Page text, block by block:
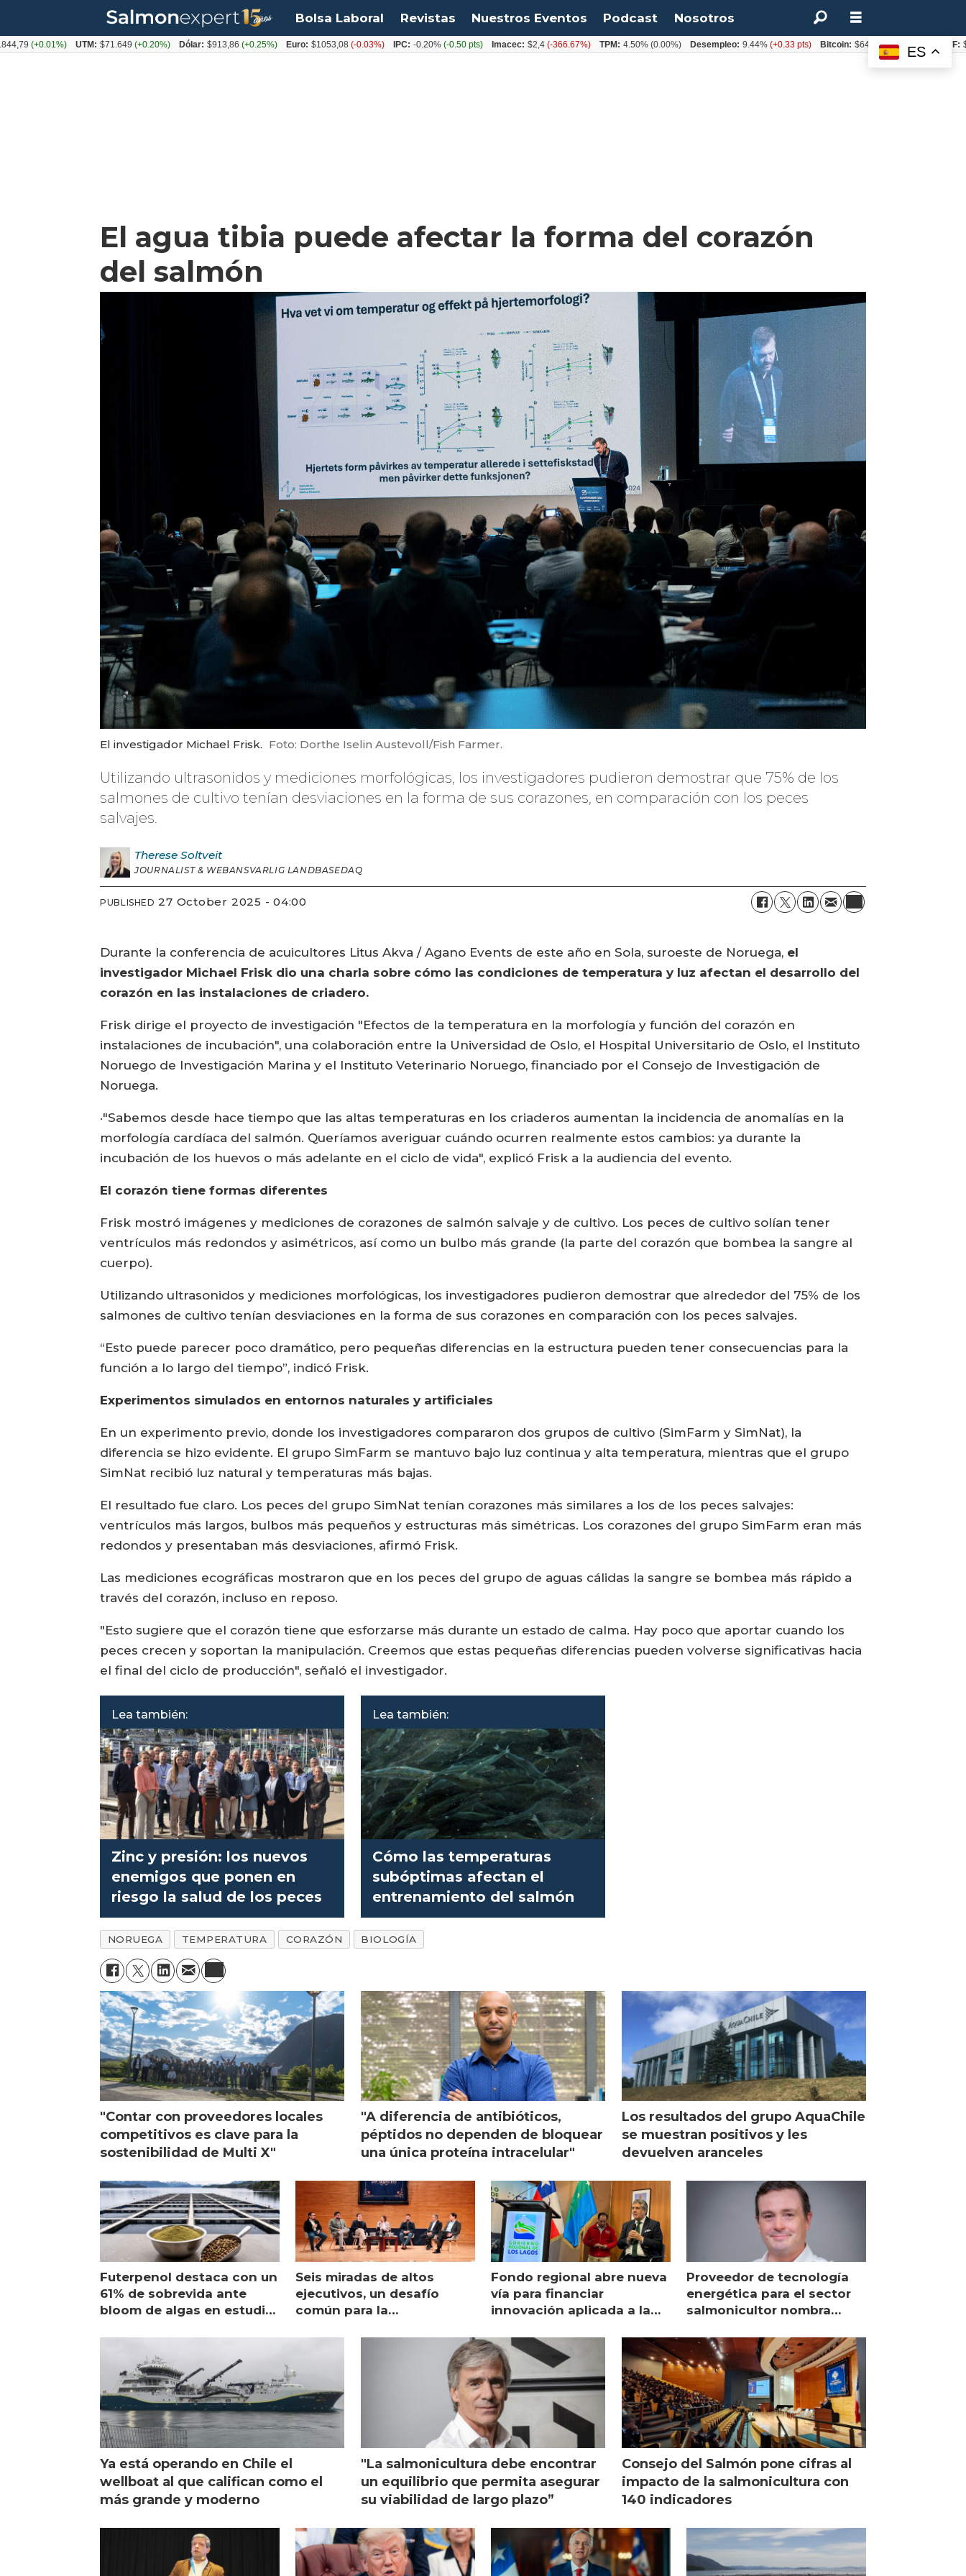
Bolsa Laboral Revistas Nuestros Eventos Podcast Nosotros
El agua tibia puede afectar la forma del corazón
del salmón
El investigador Michael Frisk. Foto: Dorthe Iselin Austevoll/Fish Farmer.
Utilizando ultrasonidos y mediciones morfológicas, los investigadores pudieron demostrar que 75% de los
salmones de cultivo tenían desviaciones en la forma de sus corazones, en comparación con los peces
salvajes.
Therese Soltveit
JOURNALIST & WEBANSVARLIG LANDBASEDAQ
PUBLISHED 27 October 2025 - 04:00
Durante la conferencia de acuicultores Litus Akva / Agano Events de este año en Sola, suroeste de Noruega, el
investigador Michael Frisk dio una charla sobre cómo las condiciones de temperatura y luz afectan el desarrollo del
corazón en las instalaciones de criadero.
Frisk dirige el proyecto de investigación "Efectos de la temperatura en la morfología y función del corazón en
instalaciones de incubación", una colaboración entre la Universidad de Oslo, el Hospital Universitario de Oslo, el Instituto
Noruego de Investigación Marina y el Instituto Veterinario Noruego, financiado por el Consejo de Investigación de
Noruega.
·"Sabemos desde hace tiempo que las altas temperaturas en los criaderos aumentan la incidencia de anomalías en la
morfología cardíaca del salmón. Queríamos averiguar cuándo ocurren realmente estos cambios: ya durante la
incubación de los huevos o más adelante en el ciclo de vida", explicó Frisk a la audiencia del evento.
El corazón tiene formas diferentes
Frisk mostró imágenes y mediciones de corazones de salmón salvaje y de cultivo. Los peces de cultivo solían tener
ventrículos más redondos y asimétricos, así como un bulbo más grande (la parte del corazón que bombea la sangre al
cuerpo).
Utilizando ultrasonidos y mediciones morfológicas, los investigadores pudieron demostrar que alrededor del 75% de los
salmones de cultivo tenían desviaciones en la forma de sus corazones en comparación con los peces salvajes.
“Esto puede parecer poco dramático, pero pequeñas diferencias en la estructura pueden tener consecuencias para la
función a lo largo del tiempo”, indicó Frisk.
Experimentos simulados en entornos naturales y artificiales
En un experimento previo, donde los investigadores compararon dos grupos de cultivo (SimFarm y SimNat), la
diferencia se hizo evidente. El grupo SimFarm se mantuvo bajo luz continua y alta temperatura, mientras que el grupo
SimNat recibió luz natural y temperaturas más bajas.
El resultado fue claro. Los peces del grupo SimNat tenían corazones más similares a los de los peces salvajes:
ventrículos más largos, bulbos más pequeños y estructuras más simétricas. Los corazones del grupo SimFarm eran más
redondos y presentaban más desviaciones, afirmó Frisk.
Las mediciones ecográficas mostraron que en los peces del grupo de aguas cálidas la sangre se bombea más rápido a
través del corazón, incluso en reposo.
"Esto sugiere que el corazón tiene que esforzarse más durante un estado de calma. Hay poco que aportar cuando los
peces crecen y soportan la manipulación. Creemos que estas pequeñas diferencias pueden volverse significativas hacia
el final del ciclo de producción", señaló el investigador.
Lea también:
Zinc y presión: los nuevos
enemigos que ponen en
riesgo la salud de los peces
Lea también:
Cómo las temperaturas
subóptimas afectan el
entrenamiento del salmón
NORUEGA TEMPERATURA CORAZÓN BIOLOGÍA
"Contar con proveedores locales
competitivos es clave para la
sostenibilidad de Multi X"
"A diferencia de antibióticos,
péptidos no dependen de bloquear
una única proteína intracelular"
Los resultados del grupo AquaChile
se muestran positivos y les
devuelven aranceles
Futerpenol destaca con un
61% de sobrevida ante
bloom de algas en estudio
Seis miradas de altos
ejecutivos, un desafío
común para la
Fondo regional abre nueva
vía para financiar
innovación aplicada a la
Proveedor de tecnología
energética para el sector
salmonicultor nombra
Ya está operando en Chile el
wellboat al que califican como el
más grande y moderno
"La salmonicultura debe encontrar
un equilibrio que permita asegurar
su viabilidad de largo plazo”
Consejo del Salmón pone cifras al
impacto de la salmonicultura con
140 indicadores
ES
(+0.01%) UTM: $71.649(+0.20%) Dólar: $913,86(+0.25%) Euro: $1053,08(-0.03%) IPC: -0.20% (-0.50 pts) Imacec: $2,4(-366.67%) TPM: 4.50% (0.00%) Desempleo: 9.44% (+0.33 pts) Bitcoin: $64.600,08 (+2.93%)